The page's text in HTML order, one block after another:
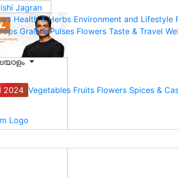
Health & Herbs Environment and Lifestyle
Grain & Pulses Flowers Taste & Travel
2024 Vegetables Fruits Flowers Spices &